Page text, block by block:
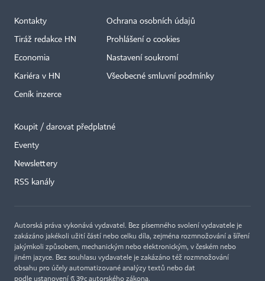
Kontakty
Tiráž redakce HN
Economia
Kariéra v HN
Ceník inzerce
Ochrana osobních údajů
Prohlášení o cookies
Nastavení soukromí
Všeobecné smluvní podmínky
Koupit / darovat předplatné
Eventy
Newslettery
RSS kanály
Autorská práva vykonává vydavatel. Bez písemného svolení vydavatele je
zakázáno jakékoli užití částí nebo celku díla, zejména rozmnožování a šíření
jakýmkoli způsobem, mechanickým nebo elektronickým, v českém nebo
jiném jazyce. Bez souhlasu vydavatele je zakázáno též rozmnožování
obsahu pro účely automatizované analýzy textů nebo dat
podle ustanovení § 39c autorského zákona.